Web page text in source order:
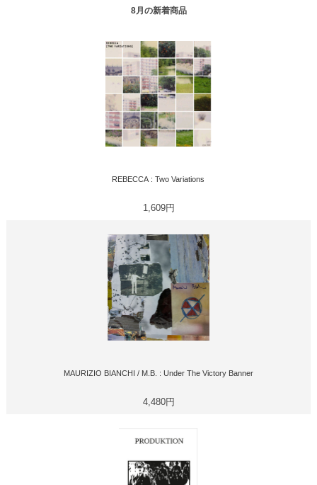
8月の新着商品
REBECCA : Two Variations
1,609円
MAURIZIO BIANCHI / M.B. : Under The Victory Banner
4,480円